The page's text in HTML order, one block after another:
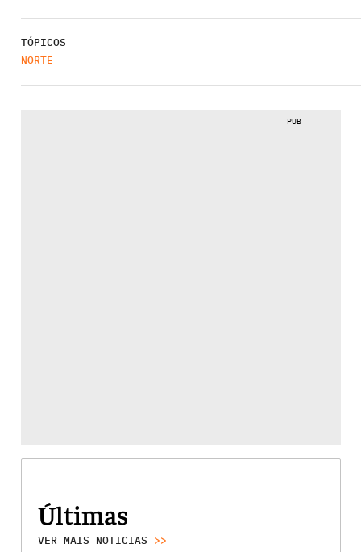
TÓPICOS
NORTE
PUB
Últimas
VER MAIS NOTICIAS >>